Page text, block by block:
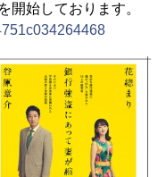
開始しております。